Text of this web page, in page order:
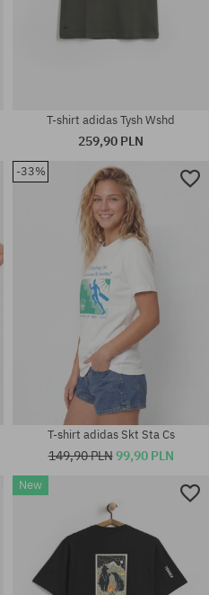
Dostępne rozmiary:
Dostępne rozmiary:
T-shirt adidas Tysh Wshd
259,90 PLN
-33%
T-shirt adidas Skt Sta Cs
149,90 PLN99,90 PLN
New